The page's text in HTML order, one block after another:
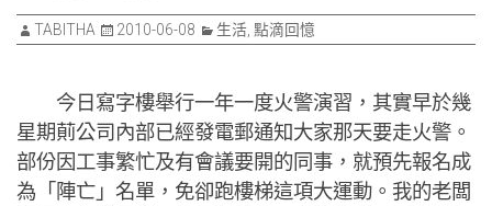
TABITHA 2010-06-08 生活 點滴回憶
今日寫字樓舉行一年一度火警演習，其實早於幾
星期萴公司內部已經發電郵通知大家那天要走火警。
部份因工事繁忙及有會議要開的同事，就預先報名成
為「陣亡」名單，免卻跑樓梯這項大運動。我的老闆